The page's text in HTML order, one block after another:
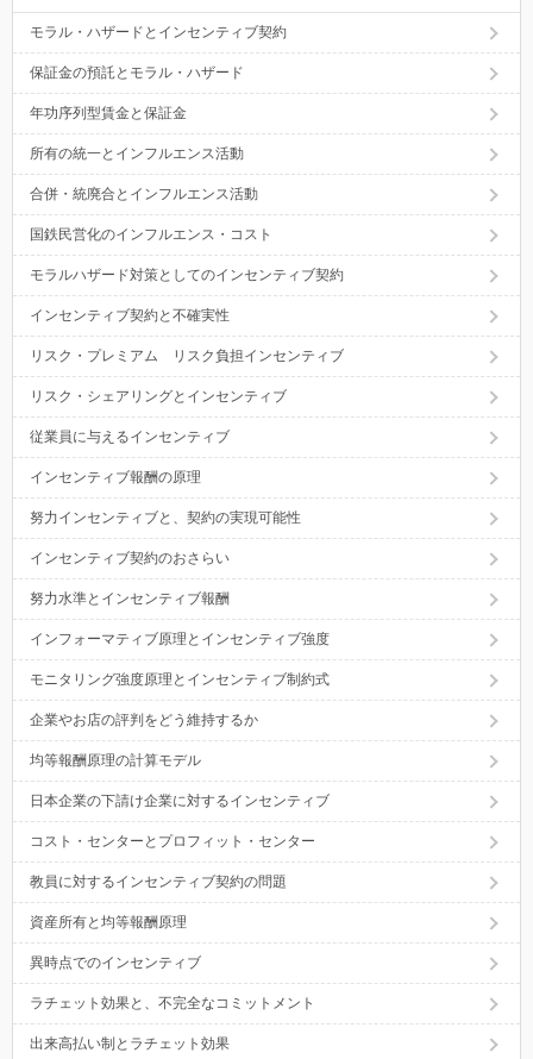
モラル・ハザードとインセンティブ契約
保証金の預託とモラル・ハザード
年功序列型賃金と保証金
所有の統一とインフルエンス活動
合併・統廃合とインフルエンス活動
国鉄民営化のインフルエンス・コスト
モラルハザード対策としてのインセンティブ契約
インセンティブ契約と不確実性
リスク・プレミアム リスク負担インセンティブ
リスク・シェアリングとインセンティブ
従業員に与えるインセンティブ
インセンティブ報酬の原理
努力インセンティブと、契約の実現可能性
インセンティブ契約のおさらい
努力水準とインセンティブ報酬
インフォーマティブ原理とインセンティブ強度
モニタリング強度原理とインセンティブ制約式
企業やお店の評判をどう維持するか
均等報酬原理の計算モデル
日本企業の下請け企業に対するインセンティブ
コスト・センターとプロフィット・センター
教員に対するインセンティブ契約の問題
資産所有と均等報酬原理
異時点でのインセンティブ
ラチェット効果と、不完全なコミットメント
出来高払い制とラチェット効果